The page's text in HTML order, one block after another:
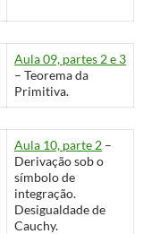
Aula 09, partes 2 e 3
– Teorema da
Primitiva.
Aula 10, parte 2 –
Derivação sob o
símbolo de
integração.
Desigualdade de
Cauchy.